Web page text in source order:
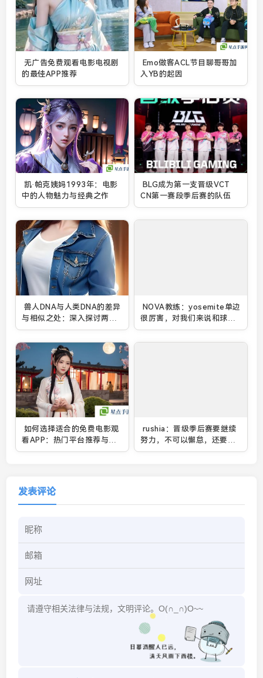
无广告免费观看电影电视剧
的最佳APP推荐
Emo做客ACL节目聊哥哥加
入YB的起因
凯·帕克姨妈1993年：电影
中的人物魅力与经典之作
BLG成为第一支晋级VCT
CN第一赛段季后赛的队伍
兽人DNA与人类DNA的差异
与相似之处：深入探讨两者
基因结构的奥秘
NOVA教练：yosemite单边
很厉害，对我们来说和球球
一个量级
如何选择适合的免费电影观
看APP：热门平台推荐与使
用技巧
rushia：晋级季后赛要继续
努力，不可以懈怠，还要去
大师赛
发表评论